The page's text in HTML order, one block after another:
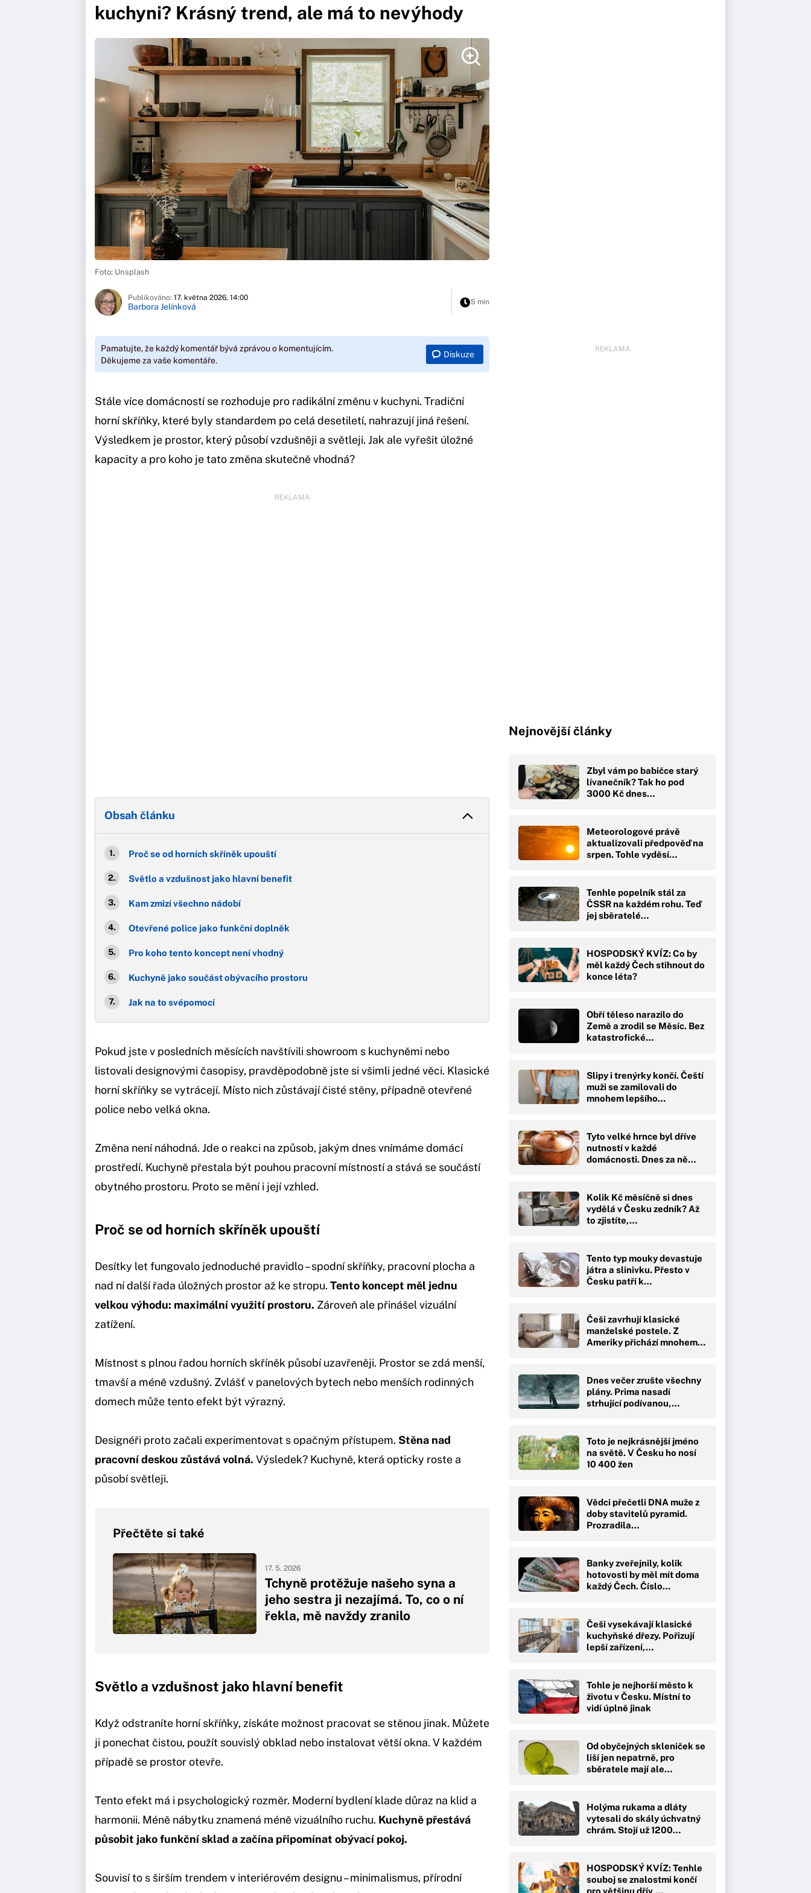
kuchyni? Krásný trend, ale má to nevýhody
Foto: Unsplash
Publikováno: 17. května 2026, 14:00
Barbora Jelínková 5 min
Pamatujte, že každý komentář bývá zprávou o komentujícím.
Děkujeme za vaše komentáře.
Diskuze
Stále více domácností se rozhoduje pro radikální změnu v kuchyni. Tradiční
horní skříňky, které byly standardem po celá desetiletí, nahrazují jiná řešení.
Výsledkem je prostor, který působí vzdušněji a světleji. Jak ale vyřešit úložné
kapacity a pro koho je tato změna skutečně vhodná?
REKLAMA
Obsah článku
Proč se od horních skříněk upouští
Světlo a vzdušnost jako hlavní benefit
Kam zmizí všechno nádobí
Otevřené police jako funkční doplněk
Pro koho tento koncept není vhodný
Kuchyně jako součást obývacího prostoru
Jak na to svépomocí
Pokud jste v posledních měsících navštívili showroom s kuchyněmi nebo
listovali designovými časopisy, pravděpodobně jste si všimli jedné věci. Klasické
horní skříňky se vytrácejí. Místo nich zůstávají čisté stěny, případně otevřené
police nebo velká okna.
Změna není náhodná. Jde o reakci na způsob, jakým dnes vnímáme domácí
prostředí. Kuchyně přestala být pouhou pracovní místností a stává se součástí
obytného prostoru. Proto se mění i její vzhled.
Proč se od horních skříněk upouští
Desítky let fungovalo jednoduché pravidlo – spodní skříňky, pracovní plocha a
nad ní další řada úložných prostor až ke stropu. Tento koncept měl jednu
velkou výhodu: maximální využití prostoru. Zároveň ale přinášel vizuální
zatížení.
Místnost s plnou řadou horních skříněk působí uzavřeněji. Prostor se zdá menší,
tmavší a méně vzdušný. Zvlášť v panelových bytech nebo menších rodinných
domech může tento efekt být výrazný.
Designéři proto začali experimentovat s opačným přístupem. Stěna nad
pracovní deskou zůstává volná. Výsledek? Kuchyně, která opticky roste a
působí světleji.
Přečtěte si také
Tchyně protěžuje našeho syna a
jeho sestra ji nezajímá. To, co o ní
řekla, mě navždy zranilo
17. 5. 2026
Světlo a vzdušnost jako hlavní benefit
Když odstraníte horní skříňky, získáte možnost pracovat se stěnou jinak. Můžete
ji ponechat čistou, použít souvislý obklad nebo instalovat větší okna. V každém
případě se prostor otevře.
Tento efekt má i psychologický rozměr. Moderní bydlení klade důraz na klid a
harmonii. Méně nábytku znamená méně vizuálního ruchu. Kuchyně přestává
působit jako funkční sklad a začína připomínat obývací pokoj.
Souvisí to s širším trendem v interiérovém designu – minimalismus, přírodní
REKLAMA
Nejnovější články
Zbyl vám po babičce starý
lívanečník? Tak ho pod
3000 Kč dnes…
Meteorologové právě
aktualizovali předpověď na
srpen. Tohle vyděsí…
Tenhle popelník stál za
ČSSR na každém rohu. Teď
jej sběratelé…
HOSPODSKÝ KVÍZ: Co by
měl každý Čech stihnout do
konce léta?
Obří těleso narazilo do
Země a zrodil se Měsíc. Bez
katastrofické…
Slipy i trenýrky končí. Čeští
muži se zamilovali do
mnohem lepšího…
Tyto velké hrnce byl dříve
nutností v každé
domácnosti. Dnes za ně…
Kolik Kč měsíčně si dnes
vydělá v Česku zedník? Až
to zjistíte,…
Tento typ mouky devastuje
játra a slinivku. Přesto v
Česku patří k…
Češi zavrhují klasické
manželské postele. Z
Ameriky přichází mnohem…
Dnes večer zrušte všechny
plány. Prima nasadí
strhující podívanou,…
Toto je nejkrásnější jméno
na světě. V Česku ho nosí
10 400 žen
Vědci přečetli DNA muže z
doby stavitelů pyramid.
Prozradila…
Banky zveřejnily, kolik
hotovosti by měl mít doma
každý Čech. Číslo…
Češi vysekávají klasické
kuchyňské dřezy. Pořizují
lepší zařízení,…
Tohle je nejhorší město k
životu v Česku. Místní to
vidí úplně jinak
Od obyčejných skleniček se
liší jen nepatrně, pro
sběratele mají ale…
Holýma rukama a dláty
vytesali do skály úchvatný
chrám. Stojí už 1200…
HOSPODSKÝ KVÍZ: Tenhle
souboj se znalostmi končí
pro většinu dřív,…